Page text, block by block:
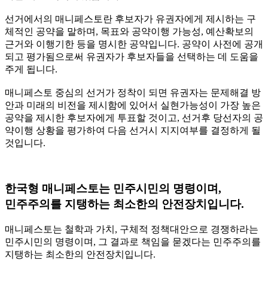
선거에서의 매니페스토란 후보자가 유권자에게 제시하는 구
체적인 공약을 말하며, 목표와 공약이행 가능성, 예산확보의
근거와 이행기한 등을 명시한 공약입니다. 공약이 사전에 공개
되고 평가됨으로써 유권자가 후보자들을 선택하는 데 도움을
주게 됩니다.
매니페스토 중심의 선거가 정착이 되면 유권자는 문제해결 방
안과 미래의 비전을 제시함에 있어서 실현가능성이 가장 높은
공약을 제시한 후보자에게 투표할 것이고, 선거후 당선자의 공
약이행 상황을 평가하여 다음 선거시 지지여부를 결정하게 될
것입니다.
한국형 매니페스토는 민주시민의 명령이며,
민주주의를 지탱하는 최소한의 안전장치입니다.
매니페스토는 철학과 가치, 구체적 정책대안으로 경쟁하라는
민주시민의 명령이며, 그 결과로 책임을 묻겠다는 민주주의를
지탱하는 최소한의 안전장치입니다.